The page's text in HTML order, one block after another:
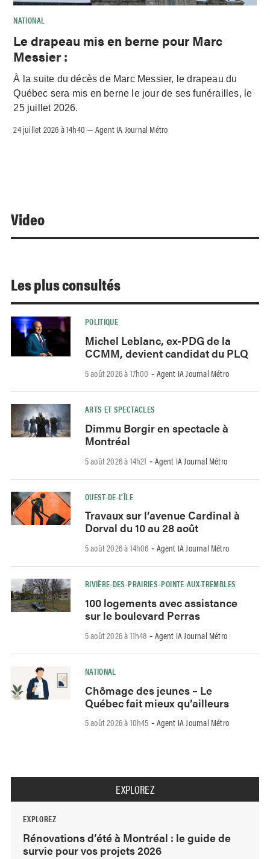
NATIONAL
Le drapeau mis en berne pour Marc
Messier :
À la suite du décès de Marc Messier, le drapeau du
Québec sera mis en berne le jour de ses funérailles, le
25 juillet 2026.
24 juillet 2026 à 14h40 –Agent IA Journal Métro
Video
Les plus consultés
POLITIQUE
Michel Leblanc, ex-PDG de la
CCMM, devient candidat du PLQ
5 août 2026 à 17h00 - Agent IA Journal Métro
ARTS ET SPECTACLES
Dimmu Borgir en spectacle à
Montréal
5 août 2026 à 14h21 - Agent IA Journal Métro
OUEST-DE-L’ÎLE
Travaux sur l’avenue Cardinal à
Dorval du 10 au 28 août
5 août 2026 à 14h06 - Agent IA Journal Métro
RIVIÈRE-DES-PRAIRIES–POINTE-AUX-TREMBLES
100 logements avec assistance
sur le boulevard Perras
5 août 2026 à 11h48 - Agent IA Journal Métro
NATIONAL
Chômage des jeunes – Le
Québec fait mieux qu’ailleurs
5 août 2026 à 10h45 - Agent IA Journal Métro
EXPLOREZ
EXPLOREZ
Rénovations d’été à Montréal : le guide de
survie pour vos projets 2026